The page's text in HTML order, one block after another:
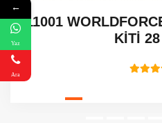
11001
KİTİ
←
Yaz
Ara